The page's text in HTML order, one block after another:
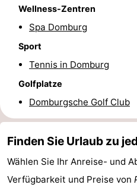
Zeeland
Duiveland
Renesse
Brouwershaven
-
Bruinisse
-
Wellness-Zentren
Spa Domburg
Sport
Tennis in Domburg
Golfplatze
Domburgsche Golf Club
Finden Sie Urlaub zu
Wählen Sie Ihr Anreise- und
Verfügbarkeit und Preise von